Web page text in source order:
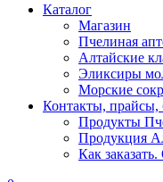
Каталог
Магазин
Пчелиная
Алтайские
Эликсиры
Морские
Контакты, прайсы,
Продукты
Продукция
Как